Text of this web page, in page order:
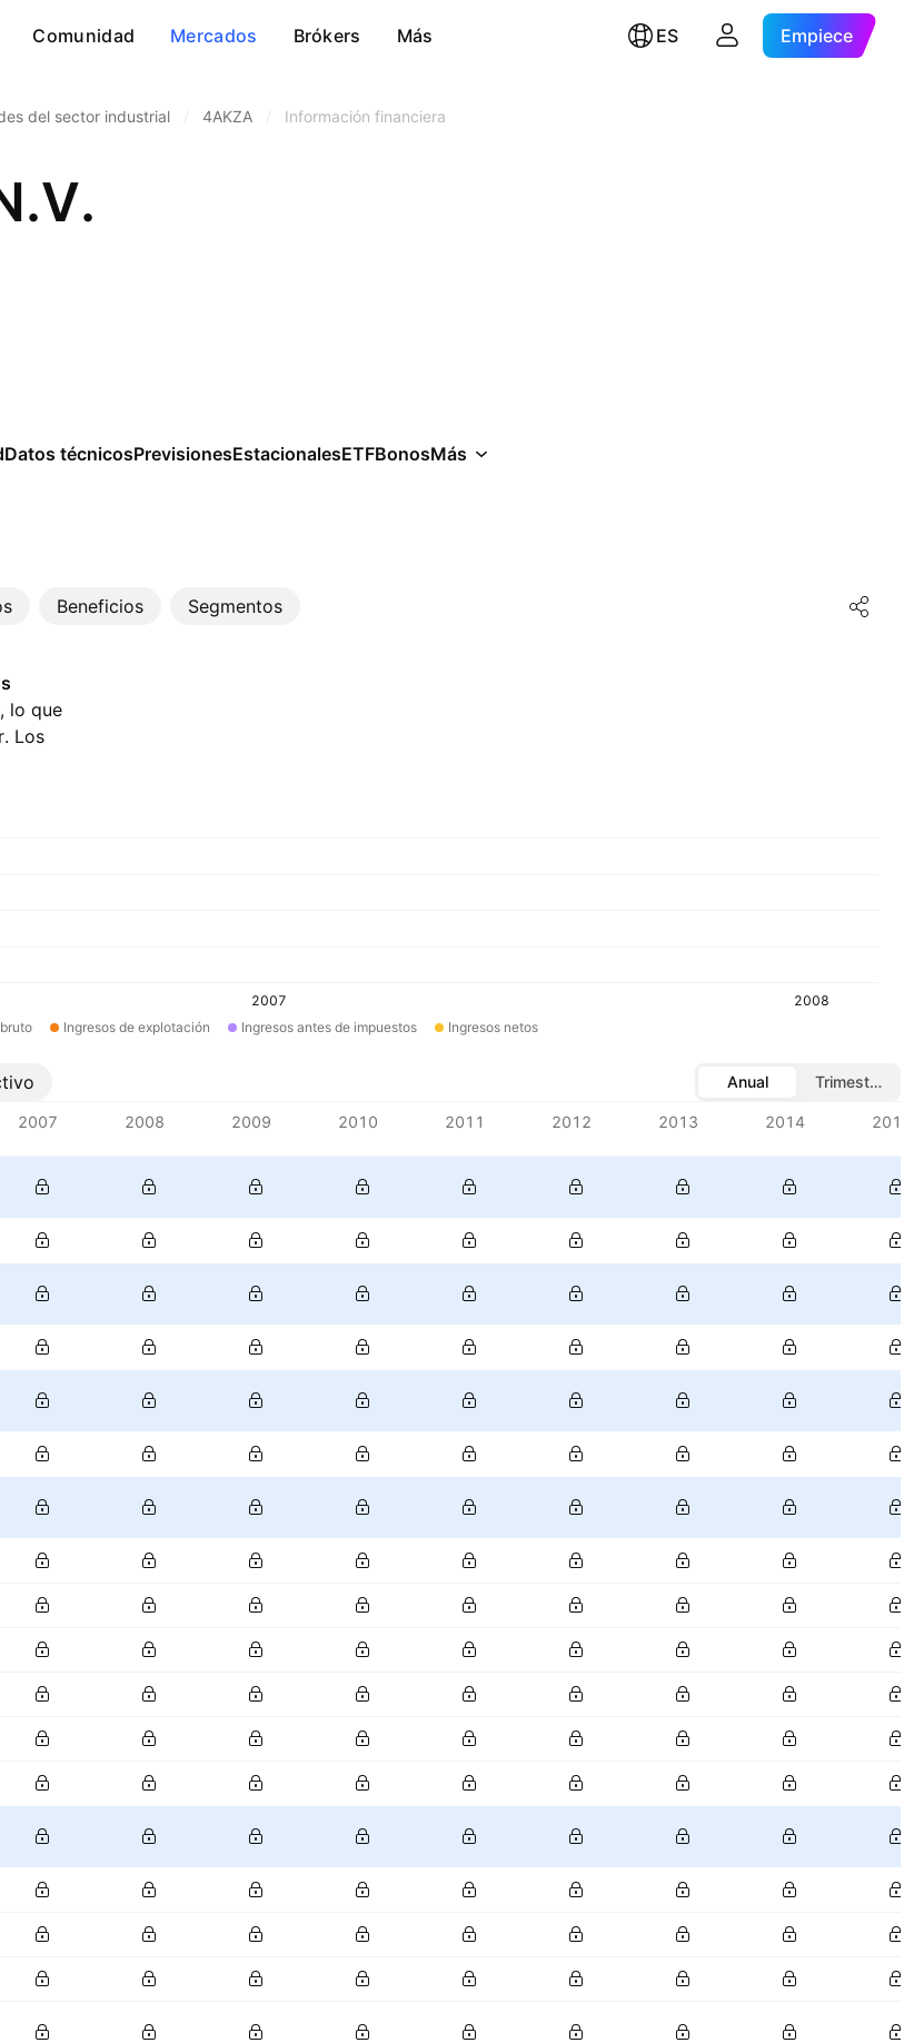
Comunidad Mercados Brókers Más ES Empiece
del sector industrial 4AKZA Información financiera
Datos técnicosPrevisionesEstacionalesETFBonosMás
Beneficios Segmentos
lo que
Los
2007
2008
Ingresos de explotación Ingresos antes de impuestos Ingresos netos
Anual
Trimestral
2007 2008 2009 2010 2011 2012 2013 2014 2015